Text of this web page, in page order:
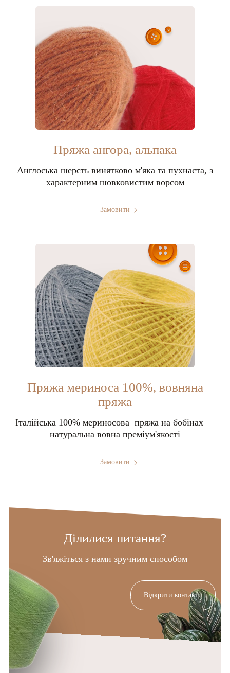
Пряжа ангора, альпака
Англоська шерсть винятково м'яка та пухнаста, з
характерним шовковистим ворсом
Замовити
Пряжа мериноса 100%, вовняна
пряжа
Італійська 100% мериносова пряжа на бобінах —
натуральна вовна преміум'якості
Замовити
Ділилися питання?
Зв'яжіться з нами зручним способом
Відкрити контакти